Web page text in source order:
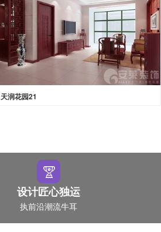
天润花园21
设计匠心独运
执前沿潮流牛耳